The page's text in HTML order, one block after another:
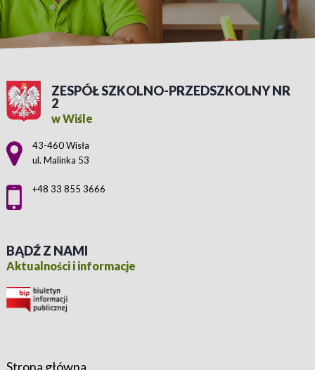
ZESPÓŁ SZKOLNO-PRZEDSZKOLNY NR
2
w Wiśle
Adres pocztowy:
43-460 Wisła
ul. Malinka 53
+48 33 855 3666
BĄDŹ Z NAMI
Aktualności i informacje
Strona główna